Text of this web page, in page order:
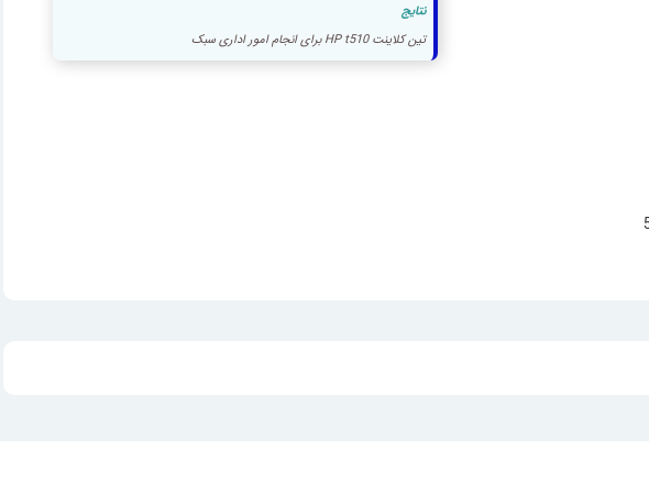
نتایج
تین کلاینت HP t510 برای انجام امور اداری سبک